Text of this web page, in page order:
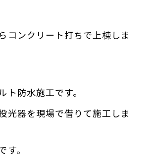
コンクリート打ちで上棟しま
ト防水施工です。
光器を現場で借りて施工しま
。